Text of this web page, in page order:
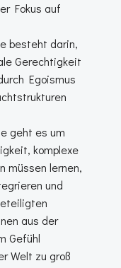
Fokus auf
besteht darin,
Gerechtigkeit
Egoismus
geht es um
komplexe
müssen lernen,
und
aus der
Gefühl
Welt zu groß